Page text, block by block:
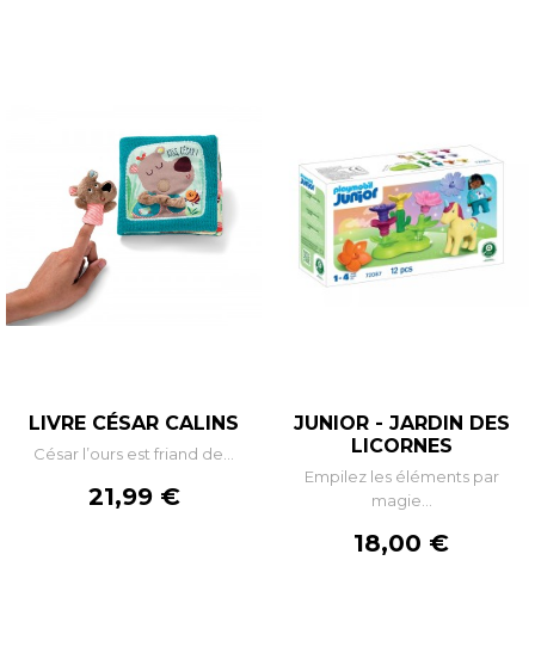
LIVRE CÉSAR CALINS
César l’ours est friand de...
Prix
21,99 €
JUNIOR - JARDIN DES
LICORNES
Empilez les éléments par
magie...
Prix
18,00 €